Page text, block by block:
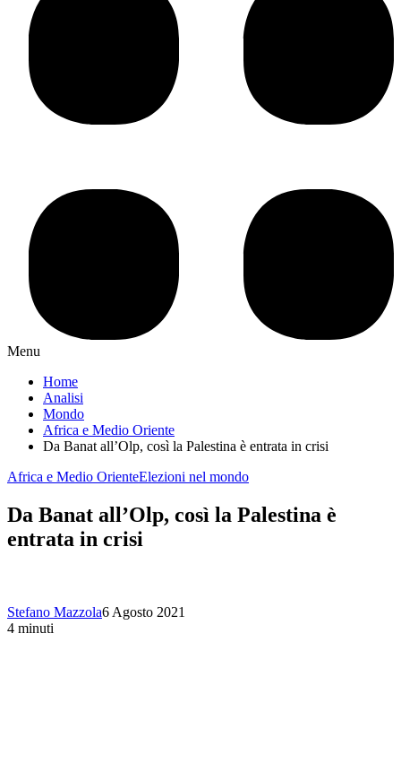
Menu
Home
Analisi
Mondo
Africa e Medio Oriente
Da Banat all’Olp, così la Palestina è entrata in crisi
Africa e Medio OrienteElezioni nel mondo
Da Banat all’Olp, così la Palestina è
entrata in crisi
Stefano Mazzola6 Agosto 2021
4 minuti